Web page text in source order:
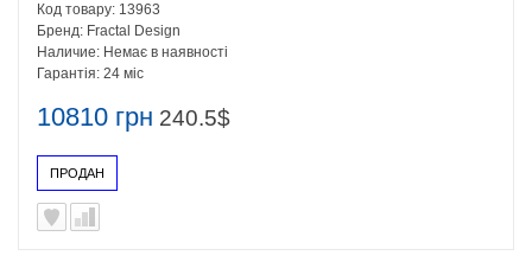
10810 грн 240.5$
ПРОДАН
Код товару: 13963
Бренд: Fractal Design
Наличие: Немає в наявності
Гарантія: 24 міс